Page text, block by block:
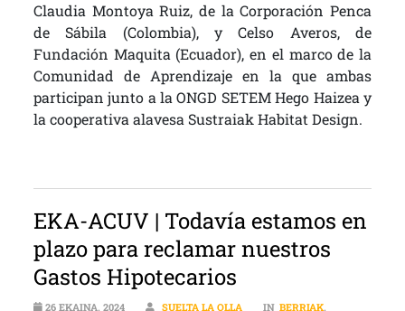
Claudia Montoya Ruiz, de la Corporación Penca
de Sábila (Colombia), y Celso Averos, de
Fundación Maquita (Ecuador), en el marco de la
Comunidad de Aprendizaje en la que ambas
participan junto a la ONGD SETEM Hego Haizea y
la cooperativa alavesa Sustraiak Habitat Design.
EKA-ACUV | Todavía estamos en
plazo para reclamar nuestros
Gastos Hipotecarios
26 EKAINA, 2024 SUELTA LA OLLA IN BERRIAK,